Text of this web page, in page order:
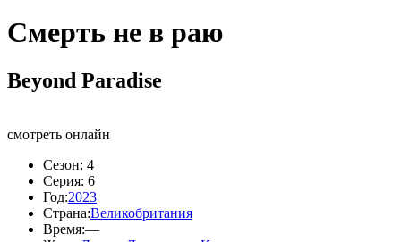
Смерть не в раю
Beyond Paradise
смотреть онлайн
Сезон: 4
Серия: 6
Год:2023
Страна:Великобритания
Время:—